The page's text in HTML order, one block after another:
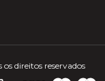
direitos reservados